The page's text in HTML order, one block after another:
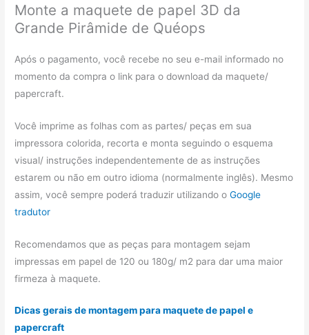
Monte a maquete de papel 3D da
Grande Pirâmide de Quéops
Após o pagamento, você recebe no seu e-mail informado no
momento da compra o link para o download da maquete/
papercraft.
Você imprime as folhas com as partes/ peças em sua
impressora colorida, recorta e monta seguindo o esquema
visual/ instruções independentemente de as instruções
estarem ou não em outro idioma (normalmente inglês). Mesmo
assim, você sempre poderá traduzir utilizando oGoogle
tradutor
Recomendamos que as peças para montagem sejam
impressas em papel de 120 ou 180g/ m2 para dar uma maior
firmeza à maquete.
Dicas gerais de montagem para maquete de papel e
papercraft